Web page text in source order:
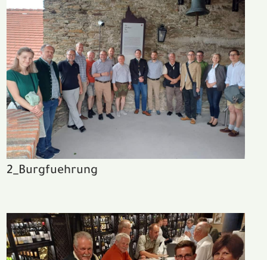
2_Burgfuehrung